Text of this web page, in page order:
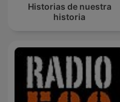
Historias de nuestra
historia